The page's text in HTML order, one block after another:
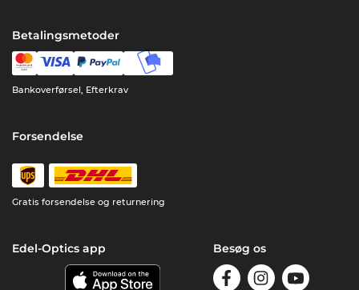
Betalingsmetoder
Bankoverførsel, Efterkrav
Forsendelse
Gratis forsendelse og returnering
Edel-Optics app Besøg os